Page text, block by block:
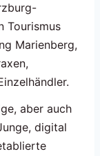
Tourismus
Marienberg,
aber auch
digital